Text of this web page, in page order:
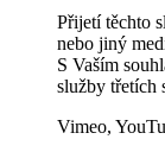
Přijetí těchto
nebo jiný
S Vaším
služby třetích
Vimeo,